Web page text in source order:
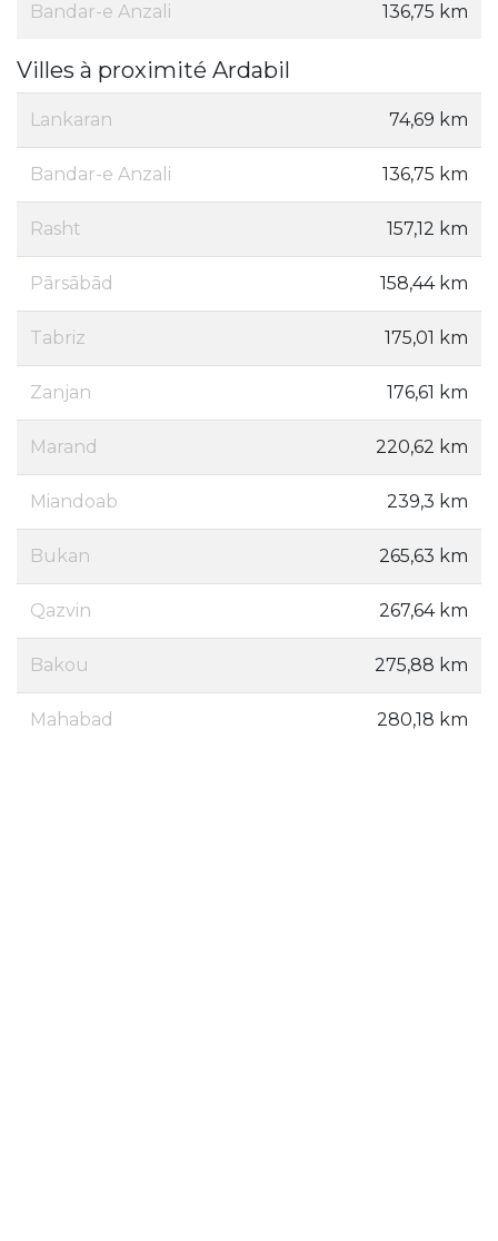
Bandar-e Anzali 136,75 km
Villes à proximité Ardabil
Lankaran 74,69 km
Bandar-e Anzali 136,75 km
Rasht 157,12 km
Pārsābād 158,44 km
Tabriz 175,01 km
Zanjan 176,61 km
Marand 220,62 km
Miandoab 239,3 km
Bukan 265,63 km
Qazvin 267,64 km
Bakou 275,88 km
Mahabad 280,18 km